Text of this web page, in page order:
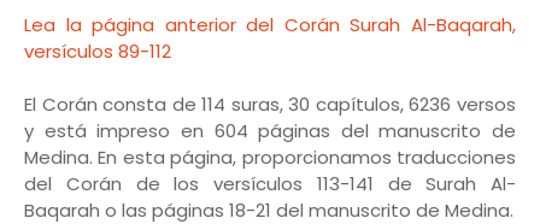
Lea la página anterior del Corán Surah Al-Baqarah,
versículos 89-112
El Corán consta de 114 suras, 30 capítulos, 6236 versos
y está impreso en 604 páginas del manuscrito de
Medina. En esta página, proporcionamos traducciones
del Corán de los versículos 113-141 de Surah Al-
Baqarah o las páginas 18-21 del manuscrito de Medina.